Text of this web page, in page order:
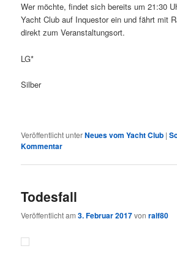
Wer möchte, findet sich bereits um 21:30
Yacht Club auf Inquestor ein und fährt mit
direkt zum Veranstaltungsort.
LG*
Silber
Veröffentlicht unterNeues vom Yacht Club |
Kommentar
Todesfall
Veröffentlicht am3. Februar 2017vonralf80